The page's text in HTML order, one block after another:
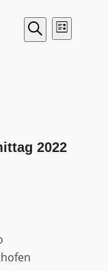
Suche
Suche
Liste
2022